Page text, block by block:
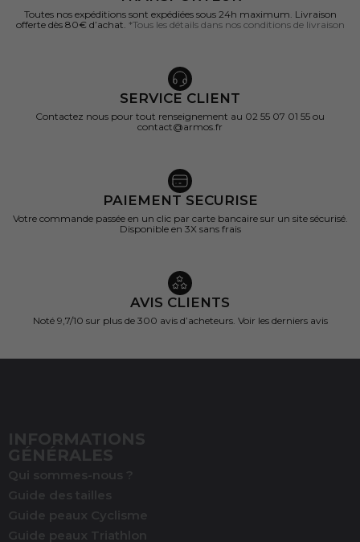
Toutes nos expéditions sont expédiées sous 24h maximum. Livraison
offerte dès 80€ d’achat. *Tous les détails dans nos conditions de livraison
SERVICE CLIENT
Contactez nous pour tout renseignement au 02 55 07 01 55 ou
contact@armos.fr
PAIEMENT SECURISE
Votre commande passée en un clic par carte bancaire sur un site sécurisé.
Disponible en 3X sans frais
AVIS CLIENTS
Noté 9,7/10 sur plus de 300 avis d’acheteurs. Voir les derniers avis
INFORMATIONS
GÉNÉRALES
Qui sommes-nous ?
Guide des tailles
Guide peaux Cyclisme
Guide peaux Triathlon